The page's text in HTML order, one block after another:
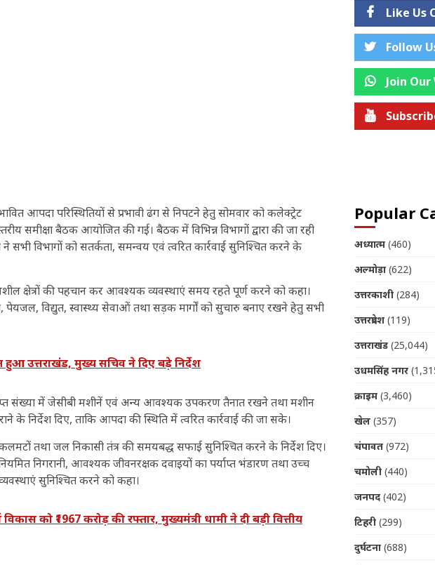
आपदा परिस्थितियों से प्रभावी ढंग से निपटने हेतु सोमवार को कलेक्ट्रेट
समीक्षा बैठक आयोजित की गई। बैठक में विभिन्न विभागों द्वारा की जा रही
ने सभी विभागों को सतर्कता, समन्वय एवं त्वरित कार्रवाई सुनिश्चित करने के
क्षेत्रों की पहचान कर आवश्यक व्यवस्थाएं समय रहते पूर्ण करने को कहा।
पेयजल, विद्युत, स्वास्थ्य सेवाओं तथा सड़क मार्गों को सुचारु बनाए रखने हेतु सभी
उत्तराखंड, मुख्य सचिव ने दिए बड़े निर्देश
संख्या में जेसीबी मशीनें एवं अन्य आवश्यक उपकरण तैनात रखने तथा मशीन
के निर्देश दिए, ताकि आपदा की स्थिति में त्वरित कार्रवाई की जा सके।
तथा जल निकासी तंत्र की समयबद्ध सफाई सुनिश्चित करने के निर्देश दिए।
निगरानी, आवश्यक जीवनरक्षक दवाइयों का पर्याप्त भंडारण तथा उच्च
सुनिश्चित करने को कहा।
को ₹1967 करोड़ की रफ्तार, मुख्यमंत्री धामी ने दी बड़ी वित्तीय
Like Us
Follow
Join
Popular
अध्यात्म(460)
अल्मोड़ा(622)
उत्तरकाशी(284)
उत्तरप्रदेश(119)
उत्तराखंड(25,044)
उधमसिंह नगर
क्राइम(3,460)
खेल(357)
चंपावत(972)
चमोली(440)
जनपद(402)
टिहरी(299)
दुर्घटना(688)